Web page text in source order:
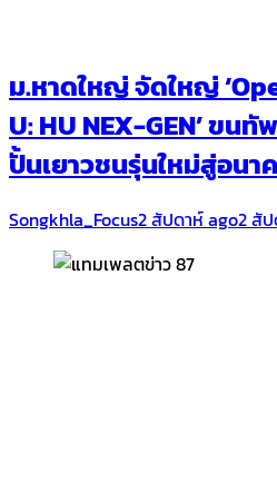
ม.หาดใหญ่ จัดใหญ่
U: HU NEX-GEN’ ขน
ปั้นเยาวชนรุ่นใหม่สู่อน
Songkhla_Focus2 สัปดาห์ ago2 สั